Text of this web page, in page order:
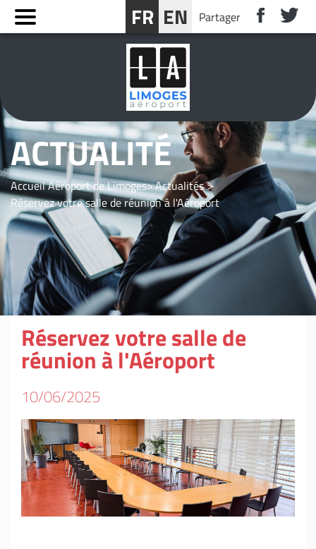
FR EN Partager
RÉSERVER UN SÉJOUR PRÈS DE LIMOGES
ACTUALITÉ
Accueil Aéroport de Limoges Actualités
Réservez votre salle de réunion à l'Aéroport
Réservez votre salle de
réunion à l'Aéroport
10/06/2025
Panneau de gestion des cookies